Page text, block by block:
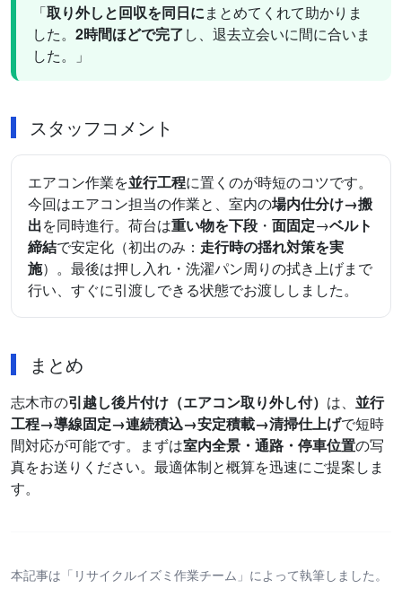
「取り外しと回収を同日にまとめてくれて助かりま
した。 2時間ほどで完了し、退去立会いに間に合いま
した。」
スタッフコメント
エアコン作業を並行工程に置くのが時短のコツです。
今回はエアコン担当の作業と、室内の場内仕分け→搬
出を同時進行。荷台は重い物を下段 ・面固定→ベルト
締結で安定化（初出のみ： 走行時の揺れ対策を実
施）。最後は押し入れ・洗濯パン周りの拭き上げまで
行い、すぐに引渡しできる状態でお渡ししました。
まとめ
志木市の引越し後片付け（エアコン取り外し付） は、 並行
工程→導線固定→連続積込→安定積載→清掃仕上げで短時
間対応が可能です。まずは室内全景・通路・停車位置の写
真をお送りください。最適体制と概算を迅速にご提案しま
す。
本記事は「リサイクルイズミ作業チーム」によって執筆しました。